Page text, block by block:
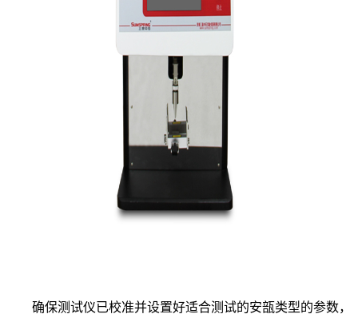
确保测试仪已校准并设置好适合测试的安瓿类型的参数，